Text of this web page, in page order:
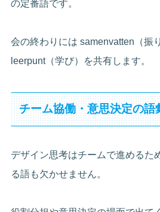
の定番語です。
会の終わりには samenvatten（振
leerpunt（学び）を共有します。
チーム協働・意思決定の語
デザイン思考はチームで進めるた
る語も欠かせません。